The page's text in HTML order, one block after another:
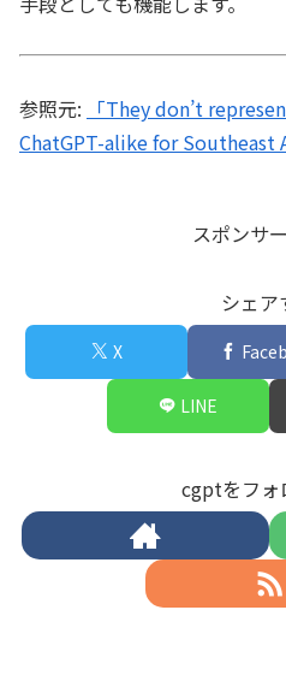
参照元:
「They don’t
ChatGPT-alike for Southeast
スポンサ
シェア
X
LINE
cgptをフォ